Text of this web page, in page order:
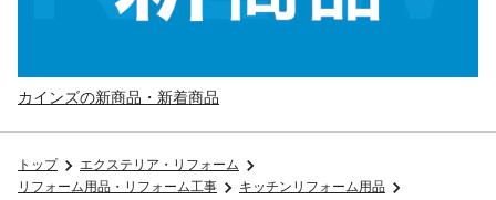
カインズの新商品・新着商品
トップ
エクステリア・リフォーム
リフォーム用品・リフォーム工事
キッチンリフォーム用品